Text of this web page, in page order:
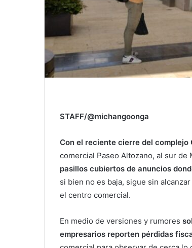
STAFF/@michangoonga
Con el reciente cierre del complejo
comercial Paseo Altozano, al sur
pasillos cubiertos de anuncios
si bien no es baja, sigue sin
el centro comercial.
En medio de versiones y rumores
empresarios reporten pérdidas